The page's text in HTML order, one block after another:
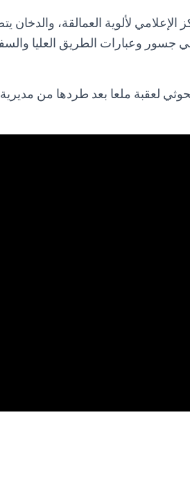
الإعلامي لألوية العمالقة،
في جسور وعبارات الطريق العليا
لعقبة ملعا بعد طردها من